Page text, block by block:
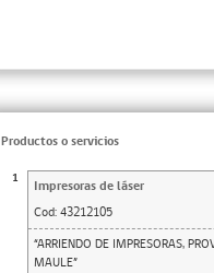
Productos o servicios
1
Impresoras de láser
Cod: 43212105
“ARRIENDO DE IMPRESORAS,
MAULE”